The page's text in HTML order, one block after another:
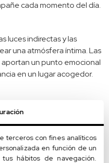
cada momento del día.
luces indirectas y las
una atmósfera íntima. Las
un punto emocional
en un lugar acogedor.
al máximo la luz
y optando por tejidos
invitando al descanso.
terceros con fines analíticos
en función de un
hábitos de navegación.